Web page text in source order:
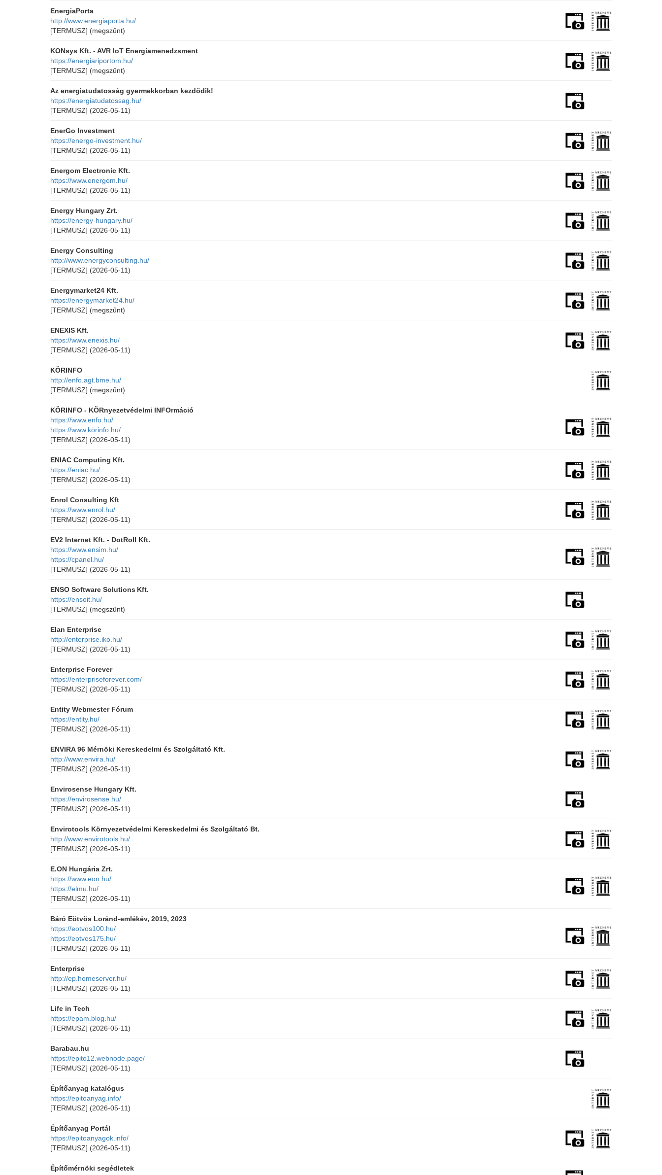
EnergiaPorta
http://www.energiaporta.hu/
[TERMUSZ] (megszűnt)
KONsys Kft. - AVR IoT Energiamenedzsment
https://energiariportom.hu/
[TERMUSZ] (megszűnt)
Az energiatudatosság gyermekkorban kezdődik!
https://energiatudatossag.hu/
[TERMUSZ] (2026-05-11)
EnerGo Investment
https://energo-investment.hu/
[TERMUSZ] (2026-05-11)
Energom Electronic Kft.
https://www.energom.hu/
[TERMUSZ] (2026-05-11)
Energy Hungary Zrt.
https://energy-hungary.hu/
[TERMUSZ] (2026-05-11)
Energy Consulting
http://www.energyconsulting.hu/
[TERMUSZ] (2026-05-11)
Energymarket24 Kft.
https://energymarket24.hu/
[TERMUSZ] (megszűnt)
ENEXIS Kft.
https://www.enexis.hu/
[TERMUSZ] (2026-05-11)
KÖRINFO
http://enfo.agt.bme.hu/
[TERMUSZ] (megszűnt)
KÖRINFO - KÖRnyezetvédelmi INFOrmáció
https://www.enfo.hu/
https://www.körinfo.hu/
[TERMUSZ] (2026-05-11)
ENIAC Computing Kft.
https://eniac.hu/
[TERMUSZ] (2026-05-11)
Enrol Consulting Kft
https://www.enrol.hu/
[TERMUSZ] (2026-05-11)
EV2 Internet Kft. - DotRoll Kft.
https://www.ensim.hu/
https://cpanel.hu/
[TERMUSZ] (2026-05-11)
ENSO Software Solutions Kft.
https://ensoit.hu/
[TERMUSZ] (megszűnt)
Elan Enterprise
http://enterprise.iko.hu/
[TERMUSZ] (2026-05-11)
Enterprise Forever
https://enterpriseforever.com/
[TERMUSZ] (2026-05-11)
Entity Webmester Fórum
https://entity.hu/
[TERMUSZ] (2026-05-11)
ENVIRA 96 Mérnöki Kereskedelmi és Szolgáltató Kft.
http://www.envira.hu/
[TERMUSZ] (2026-05-11)
Envirosense Hungary Kft.
https://envirosense.hu/
[TERMUSZ] (2026-05-11)
Envirotools Környezetvédelmi Kereskedelmi és Szolgáltató Bt.
http://www.envirotools.hu/
[TERMUSZ] (2026-05-11)
E.ON Hungária Zrt.
https://www.eon.hu/
https://elmu.hu/
[TERMUSZ] (2026-05-11)
Báró Eötvös Loránd-emlékév, 2019, 2023
https://eotvos100.hu/
https://eotvos175.hu/
[TERMUSZ] (2026-05-11)
Enterprise
http://ep.homeserver.hu/
[TERMUSZ] (2026-05-11)
Life in Tech
https://epam.blog.hu/
[TERMUSZ] (2026-05-11)
Barabau.hu
https://epito12.webnode.page/
[TERMUSZ] (2026-05-11)
Építőanyag katalógus
https://epitoanyag.info/
[TERMUSZ] (2026-05-11)
Építőanyag Portál
https://epitoanyagok.info/
[TERMUSZ] (2026-05-11)
Építőmérnöki segédletek